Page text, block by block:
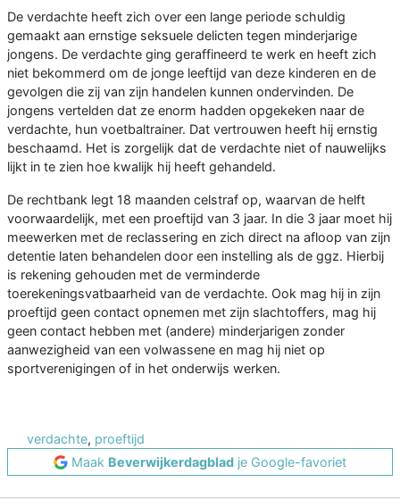
De verdachte heeft zich over een lange periode schuldig
gemaakt aan ernstige seksuele delicten tegen minderjarige
jongens. De verdachte ging geraffineerd te werk en heeft zich
niet bekommerd om de jonge leeftijd van deze kinderen en de
gevolgen die zij van zijn handelen kunnen ondervinden. De
jongens vertelden dat ze enorm hadden opgekeken naar de
verdachte, hun voetbaltrainer. Dat vertrouwen heeft hij ernstig
beschaamd. Het is zorgelijk dat de verdachte niet of nauwelijks
lijkt in te zien hoe kwalijk hij heeft gehandeld.
De rechtbank legt 18 maanden celstraf op, waarvan de helft
voorwaardelijk, met een proeftijd van 3 jaar. In die 3 jaar moet hij
meewerken met de reclassering en zich direct na afloop van zijn
detentie laten behandelen door een instelling als de ggz. Hierbij
is rekening gehouden met de verminderde
toerekeningsvatbaarheid van de verdachte. Ook mag hij in zijn
proeftijd geen contact opnemen met zijn slachtoffers, mag hij
geen contact hebben met (andere) minderjarigen zonder
aanwezigheid van een volwassene en mag hij niet op
sportverenigingen of in het onderwijs werken.
verdachte, proeftijd
Maak Beverwijkerdagblad je Google-favoriet